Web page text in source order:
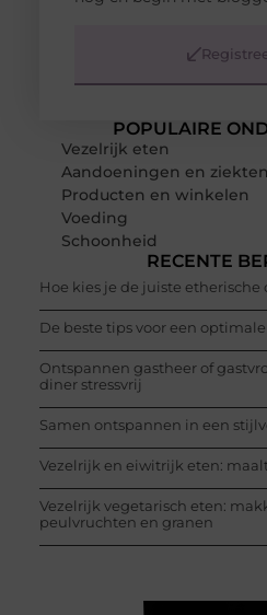
POPULAIRE
Vezelrijk eten
Aandoeningen en ziekten
Producten en winkelen
Voeding
Schoonheid
RECENTE
Hoe kies je de juiste etherische
De beste tips voor een
Ontspannen gastheer of
diner stressvrij
Samen ontspannen in een
Vezelrijk en eiwitrijk eten:
Vezelrijk vegetarisch eten:
peulvruchten en granen